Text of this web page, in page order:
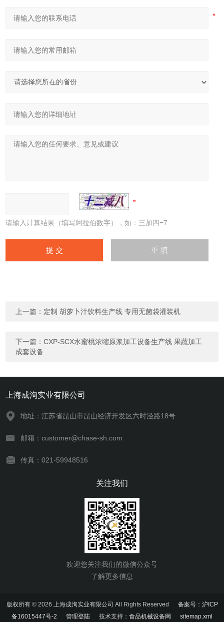
请输入计算结果（填写阿拉伯数字），如：三加四=7
上一篇： 定制 胡萝卜汁饮料生产线 专用无菌袋灌装机
下一篇：CXP-SCX水蜜桃浓缩原浆加工设备生产线 果蔬加工
成套设备
上海成洵实业有限公司
地址：江苏省昆山市昆山经济开发区六时泾路18号
邮箱：customer@chase-sh.com
传真：021-59948516
关注我们
欢迎您关注我们的微信公众号
了解更多信息
版权所有 © 2026 上海成洵实业有限公司 All Rights Reserved 备案号：沪ICP
备16015447号-2
管理登陆 技术支持： 食品机械设备网 sitemap.xml